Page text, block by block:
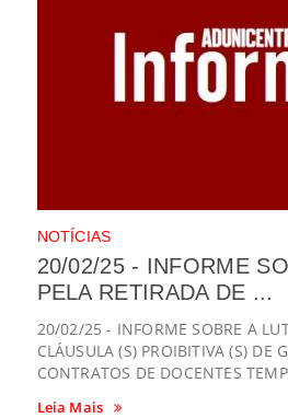
NOTÍCIAS
20/02/25 - INFORME
PELA RETIRADA DE ...
20/02/25 - INFORME SOBRE A
CLÁUSULA (S) PROIBITIVA (S) DE
CONTRATOS DE DOCENTES
Leia Mais